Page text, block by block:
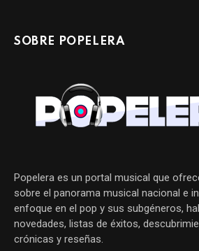
SOBRE POPELERA
Popelera es un portal musical que
sobre el panorama musical nacional e
enfoque en el pop y sus subgéneros,
novedades, listas de éxitos,
crónicas y reseñas.